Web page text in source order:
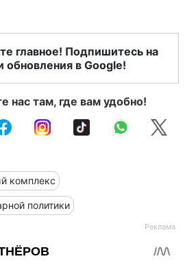
главное! Подпишитесь на
обновления в Google!
нас там, где вам удобно!
комплекс
политики